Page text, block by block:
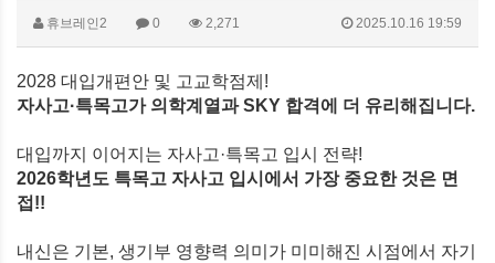
휴브레인2 0 2,271 2025.10.16 19:59
2028 대입개편안 및 고교학점제 !
자사고·특목고가 의학계열과SKY 합격에 더 유리해집니다.
대입까지 이어지는 자사고·특목고 입시 전략!
2026학년도 특목고 자사고 입시에서 가장 중요한 것은 면
접 !!
내신은 기본, 생기부 영향력 의미가 미미해진 시점에서 자기